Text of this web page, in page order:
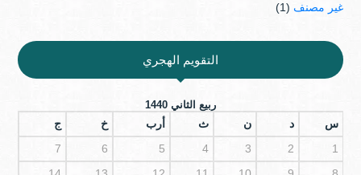
غير مصنف (1)
التقويم الهجري
ربيع الثاني 1440
س د ن ث أرب خ ج
1
2
3
4
5
6
7